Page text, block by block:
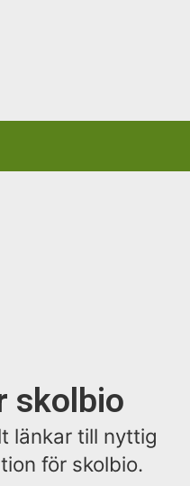
skolbio
länkar till nyttig
för skolbio.